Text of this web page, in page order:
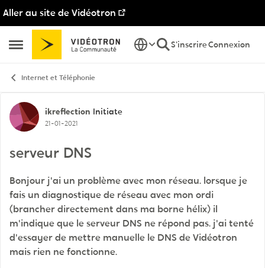
Aller au site de Vidéotron
Ouvrir Menu Latéral
Passer au contenu
S'inscrireConnexion
Internet et Téléphonie
Discussion de forum
ikreflection Initiate
21-01-2021
serveur DNS
Bonjour j'ai un problème avec mon réseau. lorsque je
fais un diagnostique de réseau avec mon ordi
(brancher directement dans ma borne hélix) il
m'indique que le serveur DNS ne répond pas. j'ai tenté
d'essayer de mettre manuelle le DNS de Vidéotron
mais rien ne fonctionne.